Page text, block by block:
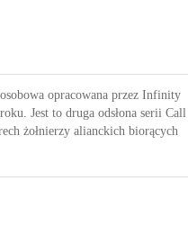
opracowana przez Infinity
Jest to druga odsłona serii Call
żołnierzy alianckich biorących